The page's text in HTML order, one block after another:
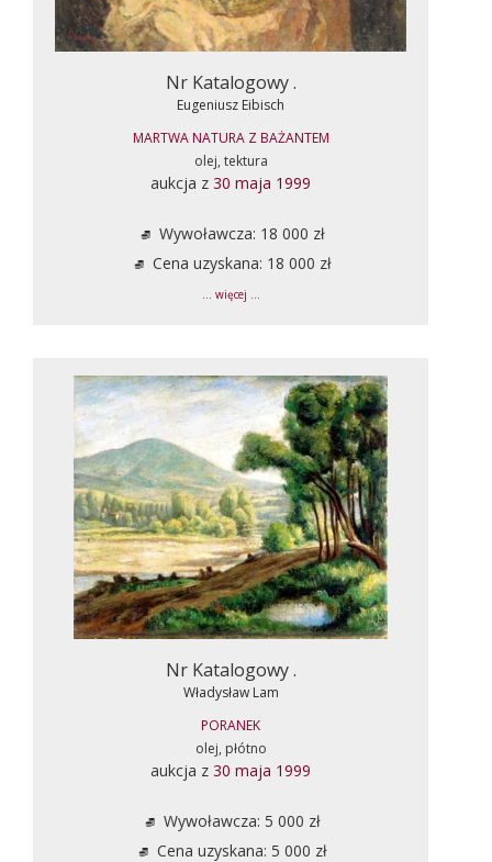
Nr Katalogowy .
Eugeniusz Eibisch
MARTWA NATURA Z BAŻANTEM
olej, tektura
aukcja z 30 maja 1999
Wywoławcza: 18 000 zł
Cena uzyskana: 18 000 zł
... więcej ...
Nr Katalogowy .
Władysław Lam
PORANEK
olej, płótno
aukcja z 30 maja 1999
Wywoławcza: 5 000 zł
Cena uzyskana: 5 000 zł